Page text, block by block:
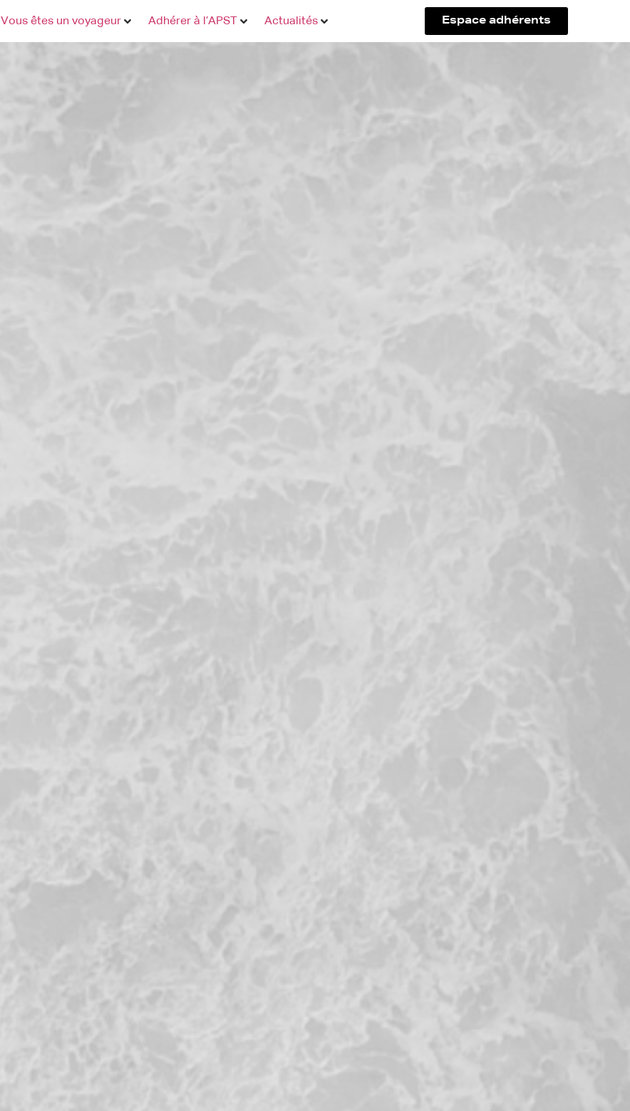
Vous êtes un voyageur Adhérer à l’APST Actualités Espace adhérents